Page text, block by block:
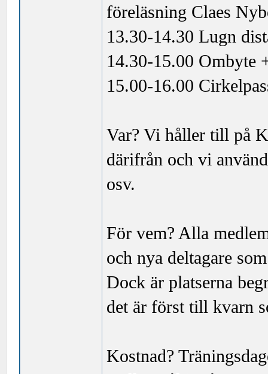
föreläsning Claes
13.30-14.30 Lugn
14.30-15.00 Ombyte
15.00-16.00
Var? Vi håller till på
därifrån och vi
osv.
För vem? Alla
och nya deltagare
Dock är platserna
det är först till kvarn
Kostnad?